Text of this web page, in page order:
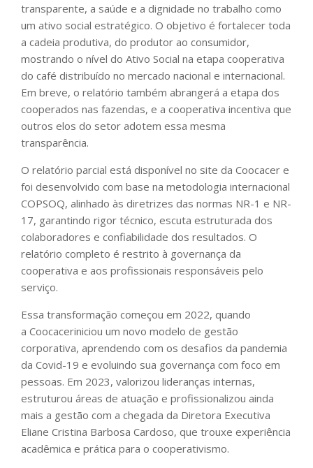
transparente, a saúde e a dignidade no trabalho como
um ativo social estratégico. O objetivo é fortalecer toda
a cadeia produtiva, do produtor ao consumidor,
mostrando o nível do Ativo Social na etapa cooperativa
do café distribuído no mercado nacional e internacional.
Em breve, o relatório também abrangerá a etapa dos
cooperados nas fazendas, e a cooperativa incentiva que
outros elos do setor adotem essa mesma
transparência.
O relatório parcial está disponível no site da Coocacer e
foi desenvolvido com base na metodologia internacional
COPSOQ, alinhado às diretrizes das normas NR-1 e NR-
17, garantindo rigor técnico, escuta estruturada dos
colaboradores e confiabilidade dos resultados. O
relatório completo é restrito à governança da
cooperativa e aos profissionais responsáveis pelo
serviço.
Essa transformação começou em 2022, quando
a Coocaceriniciou um novo modelo de gestão
corporativa, aprendendo com os desafios da pandemia
da Covid-19 e evoluindo sua governança com foco em
pessoas. Em 2023, valorizou lideranças internas,
estruturou áreas de atuação e profissionalizou ainda
mais a gestão com a chegada da Diretora Executiva
Eliane Cristina Barbosa Cardoso, que trouxe experiência
acadêmica e prática para o cooperativismo.